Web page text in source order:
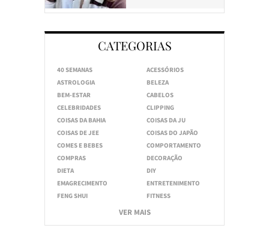
CATEGORIAS
40 SEMANAS
ACESSÓRIOS
ASTROLOGIA
BELEZA
BEM-ESTAR
CABELOS
CELEBRIDADES
CLIPPING
COISAS DA BAHIA
COISAS DA JU
COISAS DE JEE
COISAS DO JAPÃO
COMES E BEBES
COMPORTAMENTO
COMPRAS
DECORAÇÃO
DIETA
DIY
EMAGRECIMENTO
ENTRETENIMENTO
FENG SHUI
FITNESS
VER MAIS